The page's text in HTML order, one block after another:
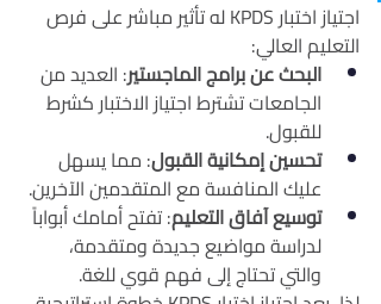
اجتياز اختبار KPDS له تأثير مباشر على فرص
التعليم العالي:
البحث عن برامج الماجستير: العديد من
الجامعات تشترط اجتياز الاختبار كشرط
للقبول.
تحسين إمكانية القبول: مما يسهل
عليك المنافسة مع المتقدمين الآخرين.
توسيع آفاق التعليم: تفتح أمامك أبواباً
لدراسة مواضيع جديدة ومتقدمة،
والتي تحتاج إلى فهم قوي للغة.